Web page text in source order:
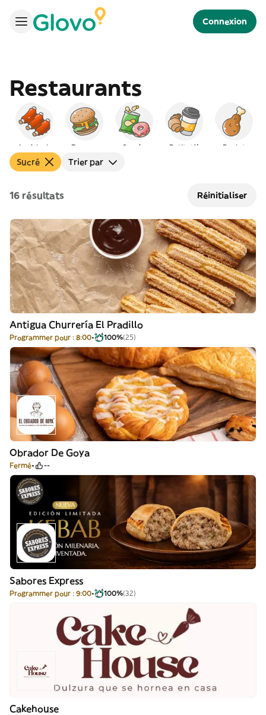
Connexion
Restaurants
Américain Burgers Snacks Petit déj Poulet
Sucré Trier par
16 résultats Réinitialiser
Antigua Churrería El Pradillo
Programmer pour : 8:00 100%(25)
Obrador De Goya
Fermé --
Sabores Express
Programmer pour : 9:00 100%(32)
Cakehouse